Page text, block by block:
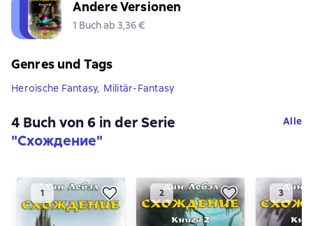
Andere Versionen
1 Buch ab 3,36 €
Genres und Tags
Heroische Fantasy, Militär-Fantasy
4 Buch von 6 in der Serie
"Схождение"
Alle